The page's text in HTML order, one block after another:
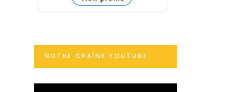
NOTRE CHAÎNE YOUTUBE